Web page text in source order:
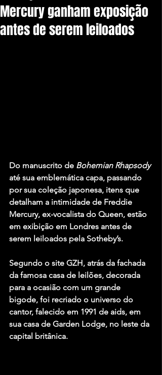
Mercury ganham exposição
antes de serem leiloados
Do manuscrito de Bohemian Rhapsody
até sua emblemática capa, passando
por sua coleção japonesa, itens que
detalham a intimidade de Freddie
Mercury, ex-vocalista do Queen, estão
em exibição em Londres antes de
serem leiloados pela Sotheby’s.
Segundo o site GZH, atrás da fachada
da famosa casa de leilões, decorada
para a ocasião com um grande
bigode, foi recriado o universo do
cantor, falecido em 1991 de aids, em
sua casa de Garden Lodge, no leste da
capital britânica.